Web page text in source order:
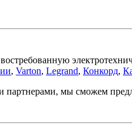
, Varton, Legrand, Конкорд,
партнерами, мы сможем